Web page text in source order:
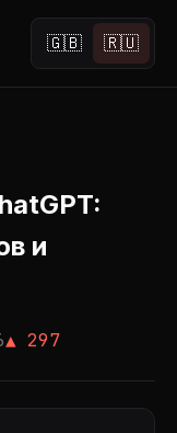
🇬🇧 🇷🇺
и
▲ 297